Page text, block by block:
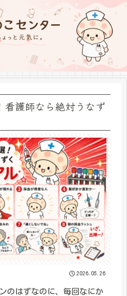
護師なら絶対うなず
2026.05.26
のはずなのに、毎回なにか